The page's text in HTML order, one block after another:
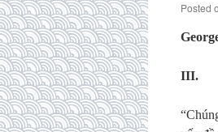
Posted
III.